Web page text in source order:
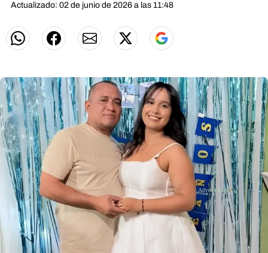
Actualizado: 02 de junio de 2026 a las 11:48
X